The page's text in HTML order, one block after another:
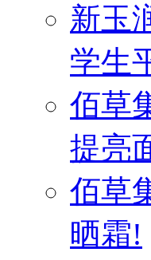
新玉
学生
佰草
提亮
佰草
晒霜!